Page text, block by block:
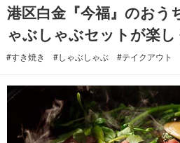
港区白金『今福』のおう
ゃぶしゃぶセットが楽し
#すき焼き #しゃぶしゃぶ #テイクアウト